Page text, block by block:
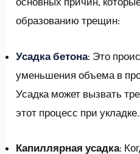
образованию трещин:
Усадка бетона: Это
уменьшения объема в
Усадка может вызвать
этот процесс при укладке.
Капиллярная усадка: